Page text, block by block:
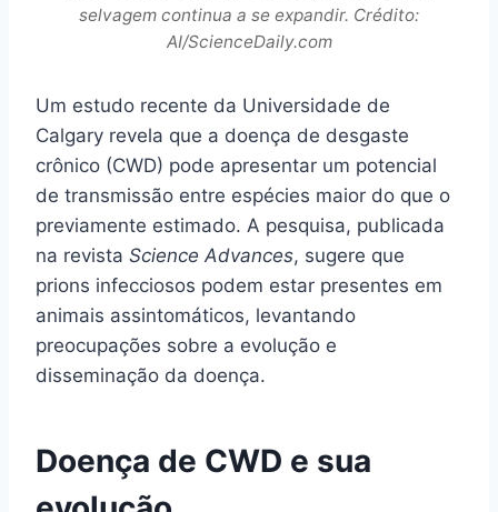
selvagem continua a se expandir. Crédito:
AI/ScienceDaily.com
Um estudo recente da Universidade de
Calgary revela que a doença de desgaste
crônico (CWD) pode apresentar um potencial
de transmissão entre espécies maior do que o
previamente estimado. A pesquisa, publicada
na revista Science Advances, sugere que
prions infecciosos podem estar presentes em
animais assintomáticos, levantando
preocupações sobre a evolução e
disseminação da doença.
Doença de CWD e sua